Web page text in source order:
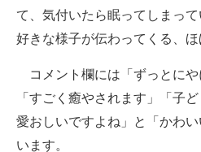
て、気付いたら眠ってしまっ
好きな様子が伝わってくる、ほ
コメント欄には「ずっとにや
「すごく癒やされます」「子
愛おしいですよね」と「かわ
います。